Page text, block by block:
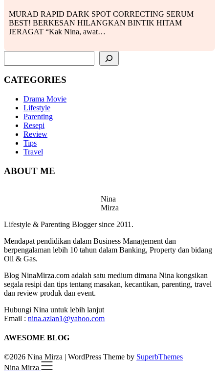
MURAD RAPID DARK SPOT CORRECTING SERUM
BEST! BERKESAN HILANGKAN BINTIK HITAM
JERAGAT “Kak Nina, awat…
CATEGORIES
Drama Movie
Lifestyle
Parenting
Resepi
Review
Tips
Travel
ABOUT ME
Nina
Mirza
Lifestyle & Parenting Blogger since 2011.
Mendapat pendidikan dalam Business Management dan
berpengalaman lebih 10 tahun dalam Banking, Property dan bidang
Oil & Gas.
Blog NinaMirza.com adalah satu medium dimana Nina kongsikan
segala resipi dan tips tentang masakan, kecantikan, parenting, travel
dan review produk dan event.
Hubungi Nina untuk lebih lanjut
Email : nina.azlan1@yahoo.com
AWESOME BLOG
©2026 Nina Mirza | WordPress Theme by SuperbThemes
Nina Mirza